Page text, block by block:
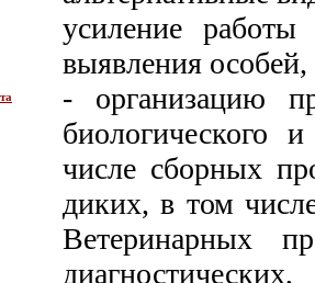
усиление
выявления
- организацию
биологического
числе сборных
диких, в том
Ветеринарных